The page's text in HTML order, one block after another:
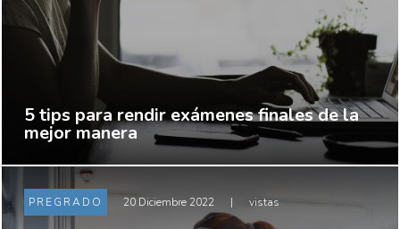
5 tips para rendir exámenes finales de la
mejor manera
PREGRADO 20 Diciembre 2022 | vistas